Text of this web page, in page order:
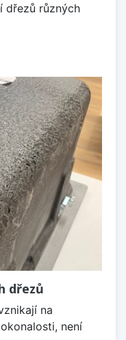
dřezů různých
dřezů
na
není